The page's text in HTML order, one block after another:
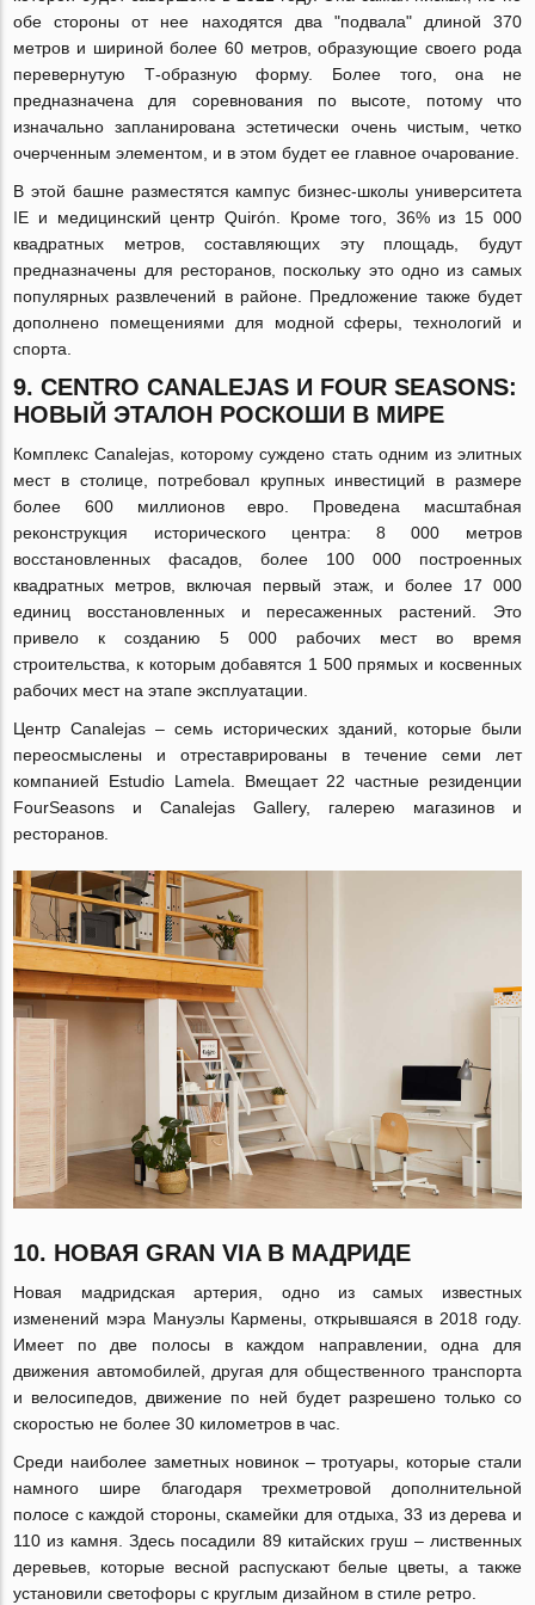
обе стороны от нее находятся два "подвала" длиной 370
метров и шириной более 60 метров, образующие своего рода
перевернутую Т-образную форму. Более того, она не
предназначена для соревнования по высоте, потому что
изначально запланирована эстетически очень чистым, четко
очерченным элементом, и в этом будет ее главное очарование.
В этой башне разместятся кампус бизнес-школы университета
IE и медицинский центр Quirón. Кроме того, 36% из 15 000
квадратных метров, составляющих эту площадь, будут
предназначены для ресторанов, поскольку это одно из самых
популярных развлечений в районе. Предложение также будет
дополнено помещениями для модной сферы, технологий и
спорта.
9. CENTRO CANALEJAS И FOUR SEASONS:
НОВЫЙ ЭТАЛОН РОСКОШИ В МИРЕ
Комплекс Canalejas, которому суждено стать одним из элитных
мест в столице, потребовал крупных инвестиций в размере
более 600 миллионов евро. Проведена масштабная
реконструкция исторического центра: 8 000 метров
восстановленных фасадов, более 100 000 построенных
квадратных метров, включая первый этаж, и более 17 000
единиц восстановленных и пересаженных растений. Это
привело к созданию 5 000 рабочих мест во время
строительства, к которым добавятся 1 500 прямых и косвенных
рабочих мест на этапе эксплуатации.
Центр Canalejas – семь исторических зданий, которые были
переосмыслены и отреставрированы в течение семи лет
компанией Estudio Lamela. Вмещает 22 частные резиденции
FourSeasons и Canalejas Gallery, галерею магазинов и
ресторанов.
10. НОВАЯ GRAN VIA В МАДРИДЕ
Новая мадридская артерия, одно из самых известных
изменений мэра Мануэлы Кармены, открывшаяся в 2018 году.
Имеет по две полосы в каждом направлении, одна для
движения автомобилей, другая для общественного транспорта
и велосипедов, движение по ней будет разрешено только со
скоростью не более 30 километров в час.
Среди наиболее заметных новинок – тротуары, которые стали
намного шире благодаря трехметровой дополнительной
полосе с каждой стороны, скамейки для отдыха, 33 из дерева и
110 из камня. Здесь посадили 89 китайских груш – лиственных
деревьев, которые весной распускают белые цветы, а также
установили светофоры с круглым дизайном в стиле ретро.